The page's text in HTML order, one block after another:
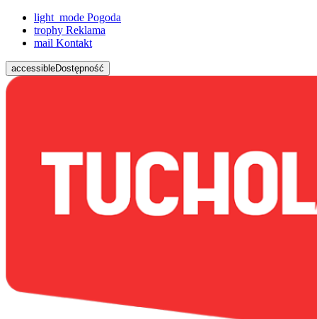
light_mode Pogoda
trophy Reklama
mail Kontakt
accessibleDostępność